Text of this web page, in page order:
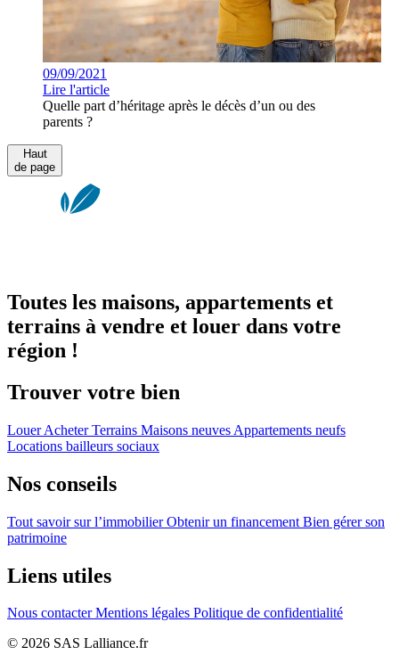
09/09/2021
Lire l'article
Quelle part d’héritage après le décès d’un ou des
parents ?
Haut
de page
Toutes les maisons, appartements et
terrains à vendre et louer dans votre
région !
Trouver votre bien
LouerAcheterTerrains Maisons neuves Appartements neufs
Locations bailleurs sociaux
Nos conseils
Tout savoir sur l’immobilierObtenir un financement Bien gérer son
patrimoine
Liens utiles
Nous contacterMentions légales Politique de confidentialité
© 2026 SAS Lalliance.fr